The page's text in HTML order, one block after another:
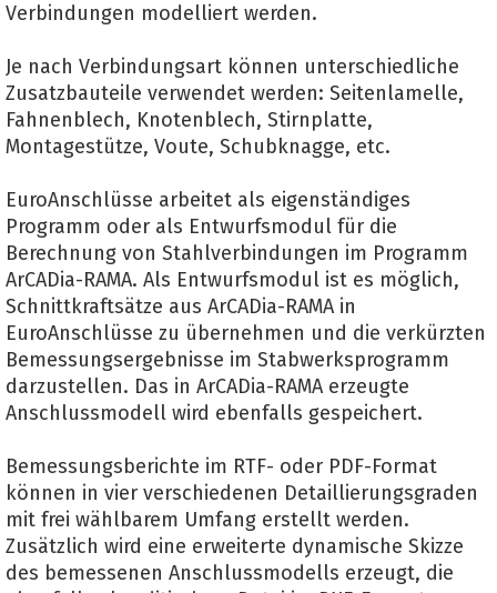
Verbindungen modelliert werden.
Je nach Verbindungsart können unterschiedliche
Zusatzbauteile verwendet werden: Seitenlamelle,
Fahnenblech, Knotenblech, Stirnplatte,
Montagestütze, Voute, Schubknagge, etc.
EuroAnschlüsse arbeitet als eigenständiges
Programm oder als Entwurfsmodul für die
Berechnung von Stahlverbindungen im Programm
ArCADia-RAMA. Als Entwurfsmodul ist es möglich,
Schnittkraftsätze aus ArCADia-RAMA in
EuroAnschlüsse zu übernehmen und die verkürzten
Bemessungsergebnisse im Stabwerksprogramm
darzustellen. Das in ArCADia-RAMA erzeugte
Anschlussmodell wird ebenfalls gespeichert.
Bemessungsberichte im RTF- oder PDF-Format
können in vier verschiedenen Detaillierungsgraden
mit frei wählbarem Umfang erstellt werden.
Zusätzlich wird eine erweiterte dynamische Skizze
des bemessenen Anschlussmodells erzeugt, die